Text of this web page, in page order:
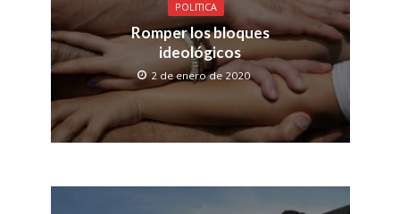
POLITICA
Romper los bloques
ideológicos
2 de enero de 2020